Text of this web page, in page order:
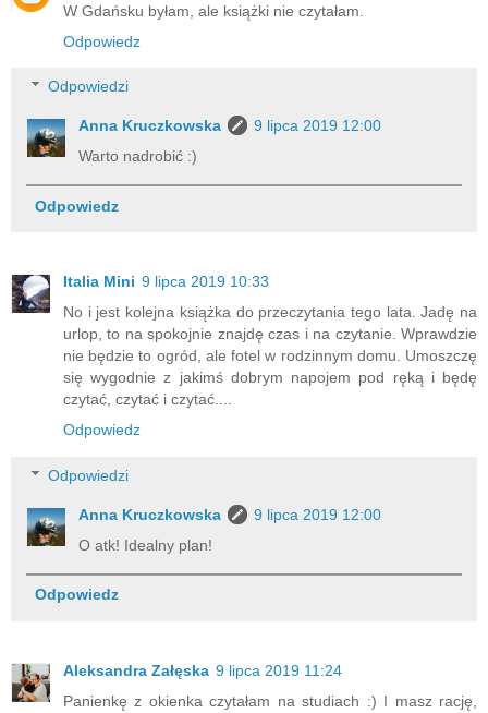
W Gdańsku byłam, ale książki nie czytałam.
Odpowiedz
Odpowiedzi
Anna Kruczkowska
9 lipca 2019 12:00
Warto nadrobić :)
Odpowiedz
Italia Mini 9 lipca 2019 10:33
No i jest kolejna książka do przeczytania tego lata. Jadę na
urlop, to na spokojnie znajdę czas i na czytanie. Wprawdzie
nie będzie to ogród, ale fotel w rodzinnym domu. Umoszczę
się wygodnie z jakimś dobrym napojem pod ręką i będę
czytać, czytać i czytać....
Odpowiedz
Odpowiedzi
Anna Kruczkowska
9 lipca 2019 12:00
O atk! Idealny plan!
Odpowiedz
Aleksandra Załęska 9 lipca 2019 11:24
Panienkę z okienka czytałam na studiach :) I masz rację,